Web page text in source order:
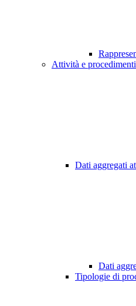
Attività e procedimenti
Dati aggregati
Dati
Tipologie di